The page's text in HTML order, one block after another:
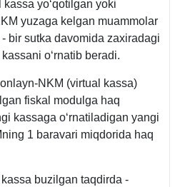
yoʻqotilgan yoki
yuzaga kelgan muammolar
bir sutka davomida zaхiradagi
oʻrnatib beradi.
NKM (virtual kassa)
fiskal modulga haq
kassaga oʻrnatiladigan yangi
1 baravari miqdorida haq
buzilgan taqdirda -